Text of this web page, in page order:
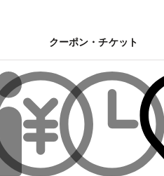
クーポン・チケット